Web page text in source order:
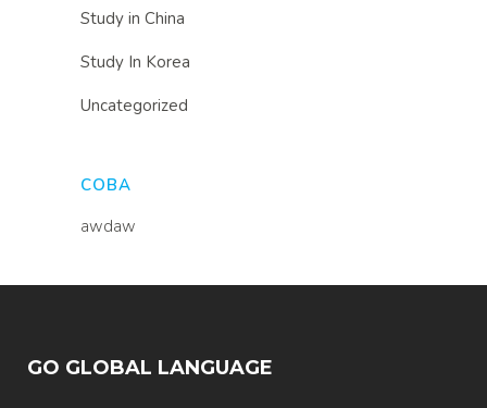
Study in China
Study In Korea
Uncategorized
COBA
awdaw
GO GLOBAL LANGUAGE